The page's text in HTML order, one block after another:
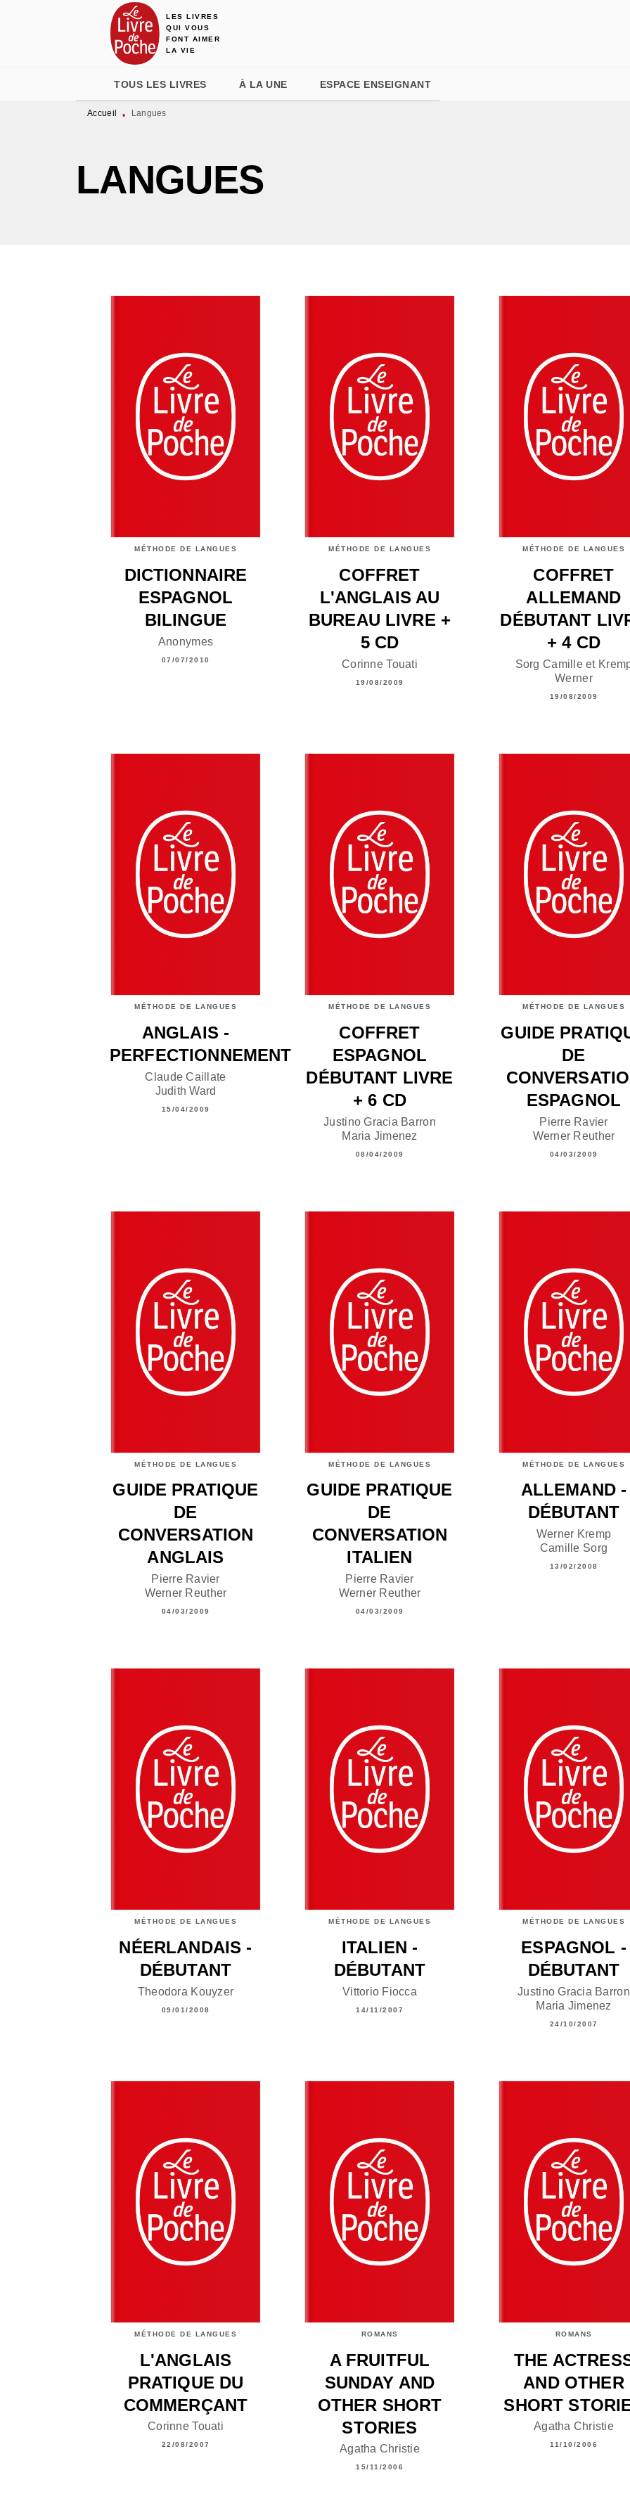
MENU RECHERCHE
LES LIVRES
QUI VOUS
FONT AIMER
LA VIE
TOUS LES LIVRES À LA UNE ESPACE ENSEIGNANT
Accueil • Langues
LANGUES
MÉTHODE DE LANGUES
DICTIONNAIRE
ESPAGNOL
BILINGUE
Anonymes
07/07/2010
MÉTHODE DE LANGUES
COFFRET
L'ANGLAIS AU
BUREAU LIVRE +
5 CD
Corinne Touati
19/08/2009
MÉTHODE DE LANGUES
COFFRET
ALLEMAND
DÉBUTANT
+ 4 CD
Sorg Camille et
Werner
19/08/2009
MÉTHODE DE LANGUES
ANGLAIS -
PERFECTIONNEMENT
Claude Caillate
Judith Ward
15/04/2009
MÉTHODE DE LANGUES
COFFRET
ESPAGNOL
DÉBUTANT LIVRE
+ 6 CD
Justino Gracia Barron
Maria Jimenez
08/04/2009
MÉTHODE DE LANGUES
GUIDE
DE
ESPAGNOL
Pierre Ravier
Werner Reuther
04/03/2009
MÉTHODE DE LANGUES
GUIDE PRATIQUE
DE
CONVERSATION
ANGLAIS
Pierre Ravier
Werner Reuther
04/03/2009
MÉTHODE DE LANGUES
GUIDE PRATIQUE
DE
CONVERSATION
ITALIEN
Pierre Ravier
Werner Reuther
04/03/2009
MÉTHODE DE LANGUES
ALLEMAND -
DÉBUTANT
Werner Kremp
Camille Sorg
13/02/2008
MÉTHODE DE LANGUES
NÉERLANDAIS -
DÉBUTANT
Theodora Kouyzer
09/01/2008
MÉTHODE DE LANGUES
ITALIEN -
DÉBUTANT
Vittorio Fiocca
14/11/2007
MÉTHODE DE LANGUES
ESPAGNOL -
DÉBUTANT
Justino Gracia Barron
Maria Jimenez
24/10/2007
MÉTHODE DE LANGUES
L'ANGLAIS
PRATIQUE DU
COMMERÇANT
Corinne Touati
22/08/2007
ROMANS
A FRUITFUL
SUNDAY AND
OTHER SHORT
STORIES
Agatha Christie
15/11/2006
ROMANS
THE
AND OTHER
SHORT
Agatha Christie
11/10/2006